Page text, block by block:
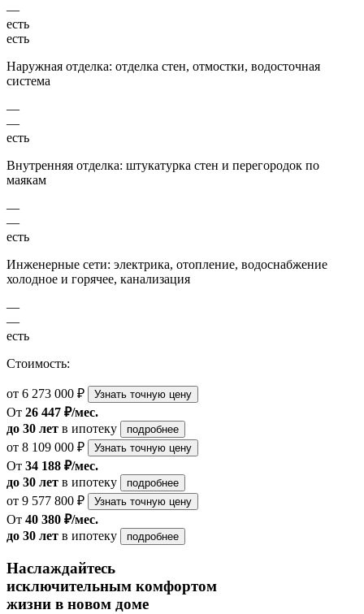
—
есть
есть
Наружная отделка: отделка стен, отмостки, водосточная
система
—
—
есть
Внутренняя отделка: штукатурка стен и перегородок по
маякам
—
—
есть
Инженерные сети: электрика, отопление, водоснабжение
холодное и горячее, канализация
—
—
есть
Стоимость:
от 6 273 000 ₽ Узнать точную цену
От 26 447 ₽/мес.
до 30 лет в ипотеку подробнее
от 8 109 000 ₽ Узнать точную цену
От 34 188 ₽/мес.
до 30 лет в ипотеку подробнее
от 9 577 800 ₽ Узнать точную цену
От 40 380 ₽/мес.
до 30 лет в ипотеку подробнее
Наслаждайтесь
исключительным комфортом
жизни в новом доме